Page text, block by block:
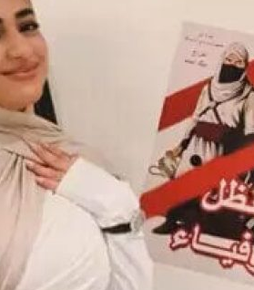
النصر السعودي.. هل انتهت أزمة العالمي
الجزيري مع الزمالك رسميًا
إبراهيم دياز بعد خطفها للأنظار؟
ضم المهاجم يوسف أسامة نبيه